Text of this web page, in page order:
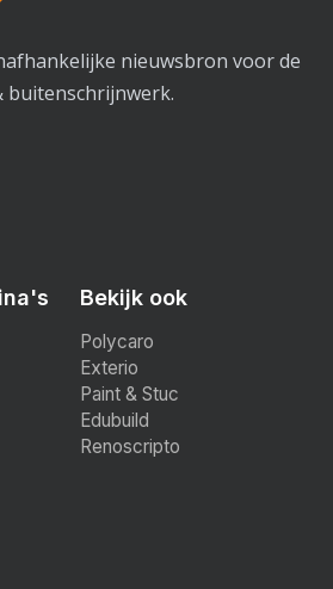
nieuwsbron voor de
buitenschrijnwerk.
Bekijk ook
Polycaro
Exterio
Paint & Stuc
Edubuild
Renoscripto